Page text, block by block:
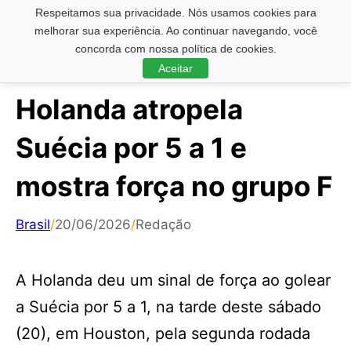
Respeitamos sua privacidade. Nós usamos cookies para
melhorar sua experiência. Ao continuar navegando, você
concorda com nossa política de cookies.
Aceitar
Pesquisar ...
Holanda atropela
Suécia por 5 a 1 e
mostra força no grupo F
Brasil/20/06/2026/Redação
A Holanda deu um sinal de força ao golear
a Suécia por 5 a 1, na tarde deste sábado
(20), em Houston, pela segunda rodada